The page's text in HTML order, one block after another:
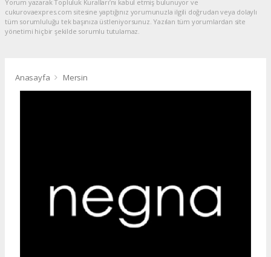
Yorum yazarak Topluluk Kuralları’nı kabul etmiş bulunuyor ve
cukurovaexpres.com sitesine yaptığınız yorumunuzla ilgili doğrudan veya dolaylı
tüm sorumluluğu tek başınıza üstleniyorsunuz. Yazılan tüm yorumlardan site
yönetimi hiçbir şekilde sorumlu tutulamaz.
Anasayfa Mersin